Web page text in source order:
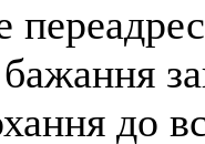
до